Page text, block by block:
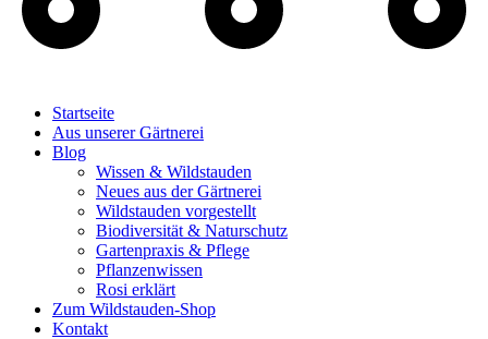
Startseite
Aus unserer Gärtnerei
Blog
Wissen & Wildstauden
Neues aus der Gärtnerei
Wildstauden vorgestellt
Biodiversität & Naturschutz
Gartenpraxis & Pflege
Pflanzenwissen
Rosi erklärt
Zum Wildstauden-Shop
Kontakt